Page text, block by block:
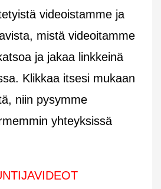
videoistamme ja
mistä videoitamme
ja jakaa linkkeinä
Klikkaa itsesi mukaan
niin pysymme
yhteyksissä